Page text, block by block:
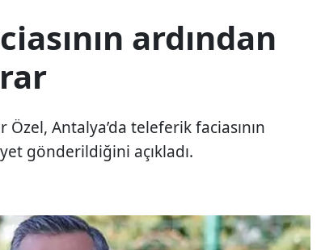
ardından
Özel, Antalya’da teleferik faciasının
gönderildiğini açıkladı.